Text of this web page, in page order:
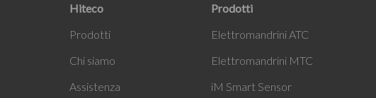
Hiteco
Prodotti
Chi siamo
Assistenza
Prodotti
Elettromandrini ATC
Elettromandrini MTC
iM Smart Sensor